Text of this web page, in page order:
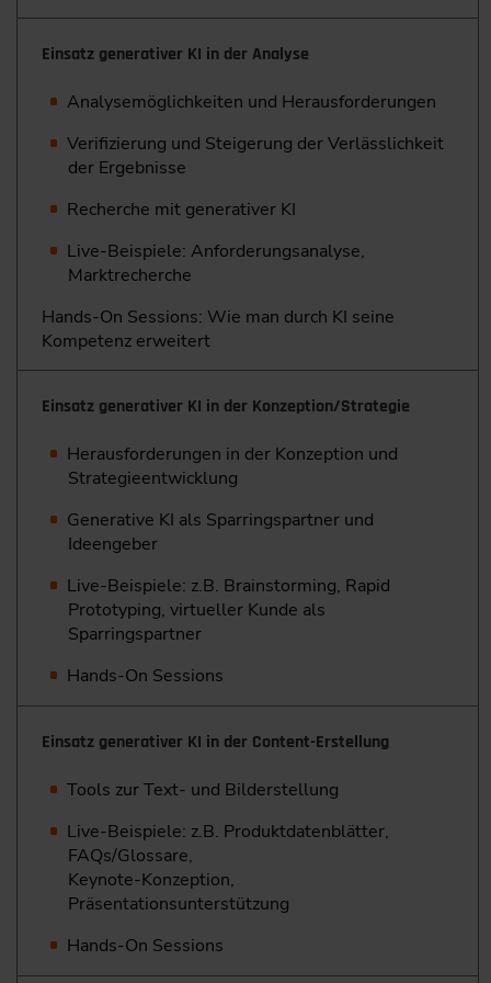
Einsatz generativer KI in der Analyse
Analysemöglichkeiten und Herausforderungen
Verifizierung und Steigerung der Verlässlichkeit
der Ergebnisse
Recherche mit generativer KI
Live-Beispiele: Anforderungsanalyse,
Marktrecherche
Hands-On Sessions: Wie man durch KI seine
Kompetenz erweitert
Einsatz generativer KI in der Konzeption/Strategie
Herausforderungen in der Konzeption und
Strategieentwicklung
Generative KI als Sparringspartner und
Ideengeber
Live-Beispiele: z.B. Brainstorming, Rapid
Prototyping, virtueller Kunde als
Sparringspartner
Hands-On Sessions
Einsatz generativer KI in der Content-Erstellung
Tools zur Text- und Bilderstellung
Live-Beispiele: z.B. Produktdatenblätter,
FAQs/Glossare,
Keynote-Konzeption,
Präsentationsunterstützung
Hands-On Sessions